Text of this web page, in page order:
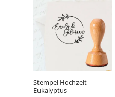
Stempel Hochzeit
Eukalyptus